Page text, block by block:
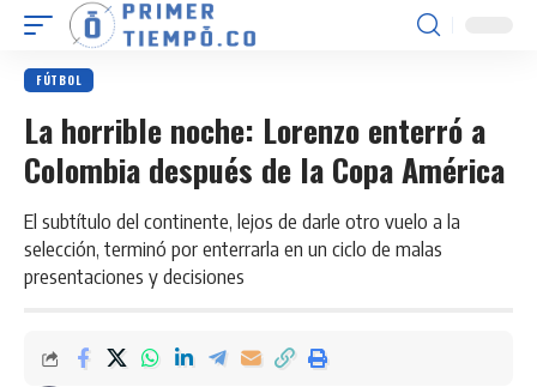
FÚTBOL
La horrible noche: Lorenzo enterró a
Colombia después de la Copa América
El subtítulo del continente, lejos de darle otro vuelo a la
selección, terminó por enterrarla en un ciclo de malas
presentaciones y decisiones